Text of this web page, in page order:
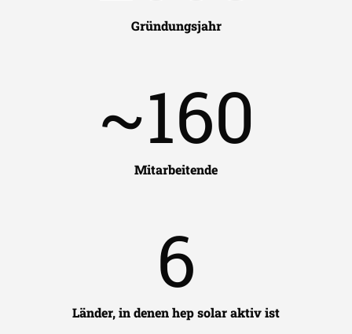
Gründungsjahr
~160
Mitarbeitende
6
Länder, in denen hep solar aktiv ist